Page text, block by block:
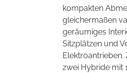
kompakten
gleichermaßen
geräumiges
Sitzplätzen und
Elektroantrieben.
zwei Hybride mit